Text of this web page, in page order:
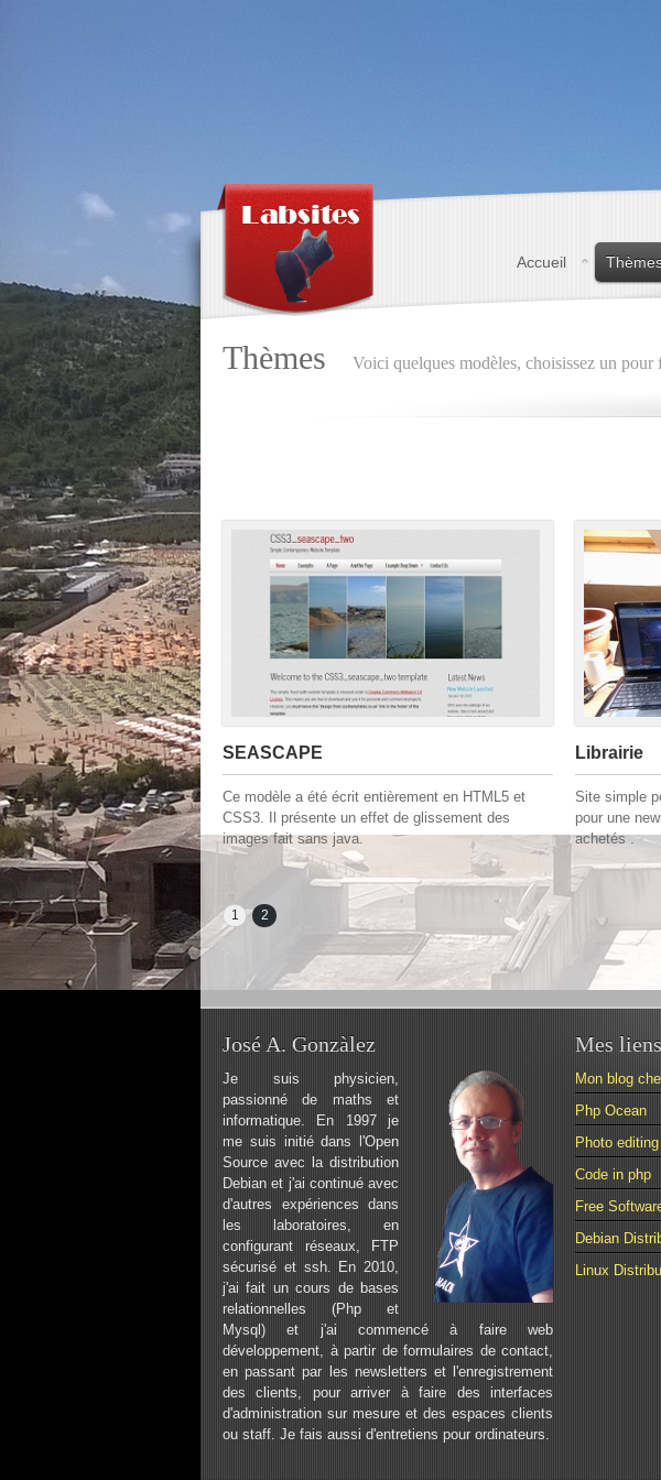
Accueil
Thèmes Voici quelques modèles, choisissez un
SEASCAPE
Ce modèle a été écrit entièrement en HTML5 et
CSS3. Il présente un effet de glissement des
images fait sans java.
Librairie
Site simple
pour une
achetés .
1 2
José A. Gonzàlez
Je suis physicien,
passionné de maths et
informatique. En 1997 je
me suis initié dans l'Open
Source avec la distribution
Debian et j'ai continué avec
d'autres expériences dans
les laboratoires, en
configurant réseaux, FTP
sécurisé et ssh. En 2010,
j'ai fait un cours de bases
relationnelles (Php et
Mysql) et j'ai commencé à faire web
développement, à partir de formulaires de contact,
en passant par les newsletters et l'enregistrement
des clients, pour arriver à faire des interfaces
d'administration sur mesure et des espaces clients
ou staff. Je fais aussi d'entretiens pour ordinateurs.
Mes liens
Mon blog
Php Ocean
Photo editing
Code in php
Free
Debian
Linux